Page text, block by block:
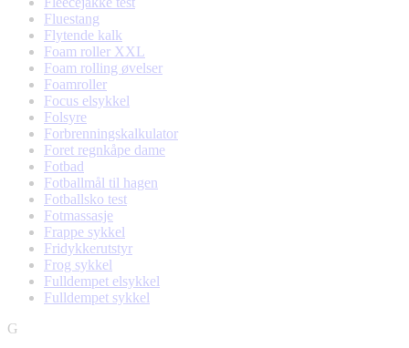
Fluestang
Flytende kalk
Foam roller XXL
Foam rolling øvelser
Foamroller
Focus elsykkel
Folsyre
Forbrenningskalkulator
Foret regnkåpe dame
Fotbad
Fotballmål til hagen
Fotballsko test
Fotmassasje
Frappe sykkel
Fridykkerutstyr
Frog sykkel
Fulldempet elsykkel
Fulldempet sykkel
G